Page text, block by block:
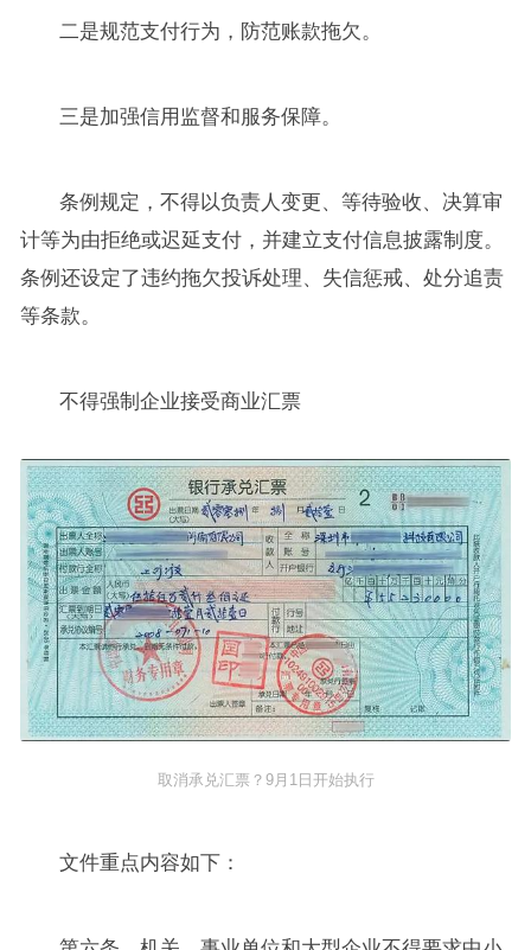
二是规范支付行为，防范账款拖欠。
三是加强信用监督和服务保障。
条例规定，不得以负责人变更、等待验收、决算审
计等为由拒绝或迟延支付，并建立支付信息披露制度。
条例还设定了违约拖欠投诉处理、失信惩戒、处分追责
等条款。
不得强制企业接受商业汇票
取消承兑汇票？9月1日开始执行
文件重点内容如下：